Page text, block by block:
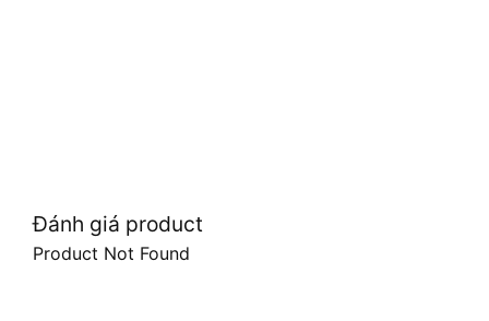
Đánh giá product
Product Not Found